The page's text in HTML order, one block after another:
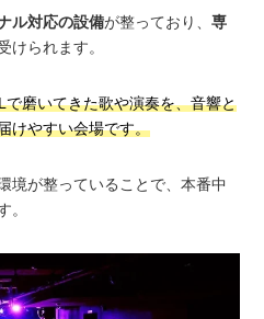
ル対応の設備が整っており、専
けられます。
磨いてきた歌や演奏を、音響と
けやすい会場です。
境が整っていることで、本番中
。